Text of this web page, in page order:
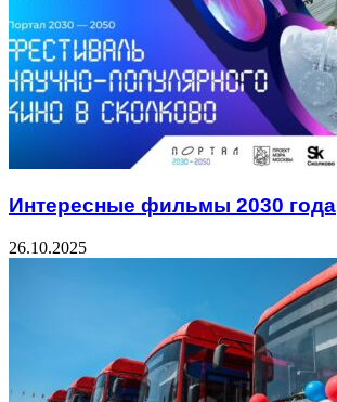
Интересные фильмы 2030 года
26.10.2025